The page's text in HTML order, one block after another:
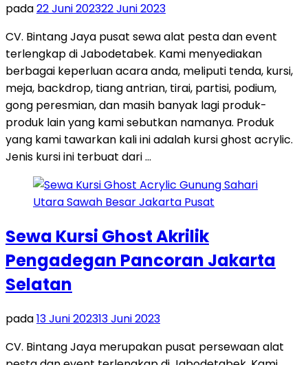
pada22 Juni 202322 Juni 2023
CV. Bintang Jaya pusat sewa alat pesta dan event
terlengkap di Jabodetabek. Kami menyediakan
berbagai keperluan acara anda, meliputi tenda, kursi,
meja, backdrop, tiang antrian, tirai, partisi, podium,
gong peresmian, dan masih banyak lagi produk-
produk lain yang kami sebutkan namanya. Produk
yang kami tawarkan kali ini adalah kursi ghost acrylic.
Jenis kursi ini terbuat dari …
Sewa Kursi Ghost Akrilik
Pengadegan Pancoran Jakarta
Selatan
pada13 Juni 202313 Juni 2023
CV. Bintang Jaya merupakan pusat persewaan alat